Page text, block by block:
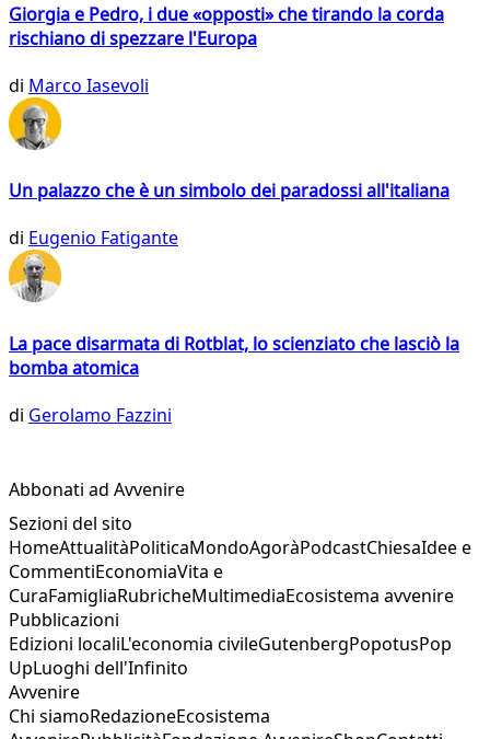
Giorgia e Pedro, i due «opposti» che tirando la corda
rischiano di spezzare l'Europa
di Marco Iasevoli
Un palazzo che è un simbolo dei paradossi all'italiana
di Eugenio Fatigante
La pace disarmata di Rotblat, lo scienziato che lasciò la
bomba atomica
di Gerolamo Fazzini
Abbonati ad Avvenire
Sezioni del sito
HomeAttualitàPoliticaMondoAgoràPodcastChiesaIdee e
CommentiEconomiaVita e
CuraFamigliaRubricheMultimediaEcosistema avvenire
Pubblicazioni
Edizioni localiL'economia civileGutenbergPopotusPop
UpLuoghi dell'Infinito
Avvenire
Chi siamoRedazioneEcosistema